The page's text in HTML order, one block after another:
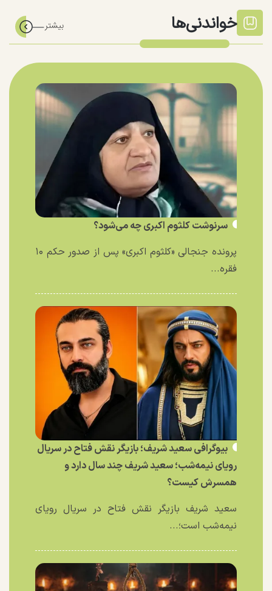
خواندنی‌ها
سرنوشت کلثوم اکبری چه می‌شود؟
پرونده جنجالی «کلثوم اکبری» پس از صدور حکم ۱۰
فقره...
بیوگرافی سعید شریف؛ بازیگر نقش فتاح در سریال
رویای نیمه‌شب؛ سعید شریف چند سال دارد و
همسرش کیست؟
سعید شریف بازیگر نقش فتاح در سریال رویای
نیمه‌شب است؛...